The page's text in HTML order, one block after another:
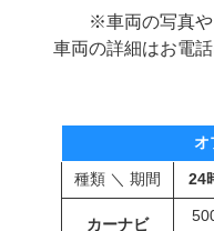
※車両の写真や
車両の詳細はお電
オ
種類 ＼ 期間 24
カーナビ